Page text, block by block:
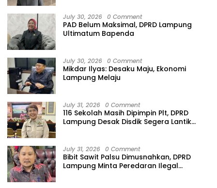
July 30, 2026 0 Comment
PAD Belum Maksimal, DPRD Lampung
Ultimatum Bapenda
July 30, 2026 0 Comment
Mikdar Ilyas: Desaku Maju, Ekonomi
Lampung Melaju
July 31, 2026 0 Comment
116 Sekolah Masih Dipimpin Plt, DPRD
Lampung Desak Disdik Segera Lantik
July 31, 2026 0 Comment
Bibit Sawit Palsu Dimusnahkan, DPRD
Lampung Minta Peredaran Ilegal